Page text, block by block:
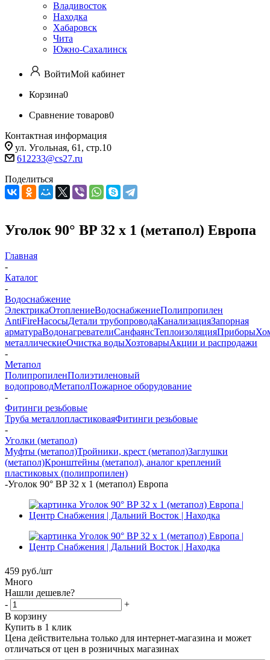
Владивосток
Находка
Хабаровск
Чита
Южно-Сахалинск
ВойтиМой кабинет
Корзина0
Сравнение товаров0
Контактная информация
ул. Угольная, 61, стр.10
612233@cs27.ru
Поделиться
Уголок 90° BP 32 х 1 (метапол) Европа
Главная
-
Каталог
-
Водоснабжение
ЭлектрикаОтоплениеВодоснабжениеПолипропилен
AntiFireНасосыДетали трубопроводаКанализацияЗапорная
арматураВодонагревателиСанфаянсТеплоизоляцияПриборы
металлическиеОчистка водыХозтоварыАкции и распродажи
-
Метапол
ПолипропиленПолиэтиленовый
водопроводМетаполПожарное оборудование
-
Фитинги резьбовые
Труба металлопластиковаяФитинги резьбовые
-
Уголки (метапол)
Муфты (метапол)Тройники, крест (метапол)Заглушки
(метапол)Кронштейны (метапол), аналог креплений
пластиковых (полипропилен)
-Уголок 90° BP 32 х 1 (метапол) Европа
459 руб./шт
Много
Нашли дешевле?
-
+
В корзину
Купить в 1 клик
Цена действительна только для интернет-магазина и может
отличаться от цен в розничных магазинах